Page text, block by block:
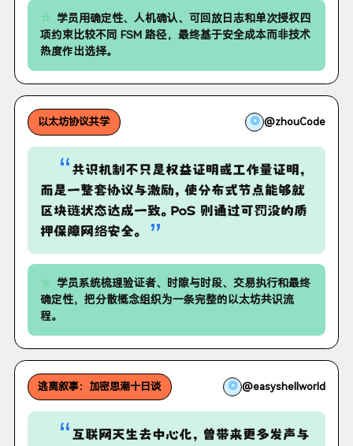
学员用确定性、人机确认、可回放日志和单次授权四
项约束比较不同 FSM 路径，最终基于安全成本而非技术
热度作出选择。
以太坊协议共学 ◎ @zhouCode
共识机制不只是权益证明或工作量证明，
而是一整套协议与激励，使分布式节点能够就
区块链状态达成一致。PoS 则通过可罚没的质
押保障网络安全。
”
学员系统梳理验证者、时隙与时段、交易执行和最终
确定性，把分散概念组织为一条完整的以太坊共识流
程。
逃离叙事：加密思潮十日谈 ◎ @easyshellworld
互联网天生去中心化，曾带来更多发声与